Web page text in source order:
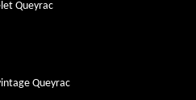
Queyrac
Queyrac